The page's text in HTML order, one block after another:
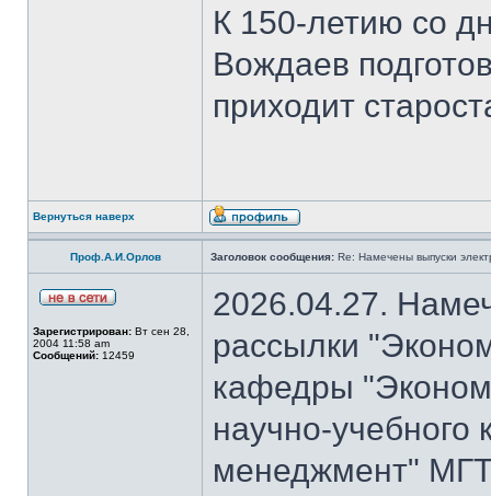
К 150-летию со
Вождаев
приходит
Вернуться наверх
Проф.А.И.Орлов Заголовок сообщения: Re: Намечены выпуски
Зарегистрирован: Вт сен 28,
2004 11:58 am
Сообщений: 12459
2026.04.27.
рассылки
кафедры
научно-
менеджмент"